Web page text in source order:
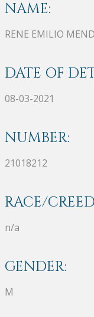
NAME:
RENE EMILIO
DATE OF
08-03-2021
NUMBER:
21018212
RACE/
n/a
GENDER:
M